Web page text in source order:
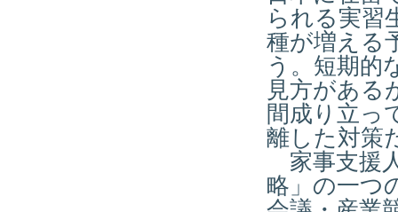
られる実習
種が増える
う。短期的
見方がある
間成り立っ
離した対策
家事支援
略」の一つ